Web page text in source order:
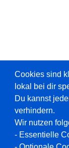
Cookies sind
lokal bei dir
Du kannst
verhindern.
Wir nutzen
- Essentielle